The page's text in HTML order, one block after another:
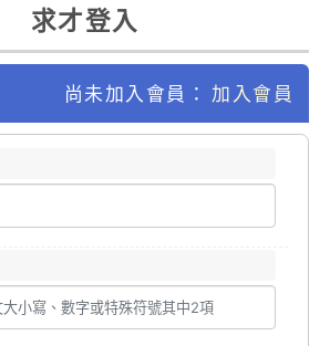
求才登入
尚未加入會員： 加入會員